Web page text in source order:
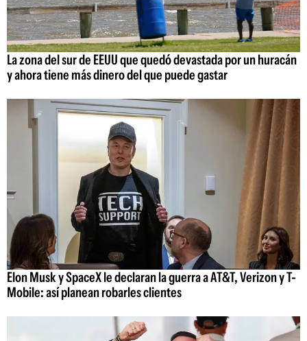
La zona del sur de EEUU que quedó devastada por un huracán
y ahora tiene más dinero del que puede gastar
Elon Musk y SpaceX le declaran la guerra a AT&T, Verizon y T-
Mobile: así planean robarles clientes